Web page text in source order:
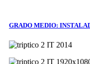
GRADO MEDIO: